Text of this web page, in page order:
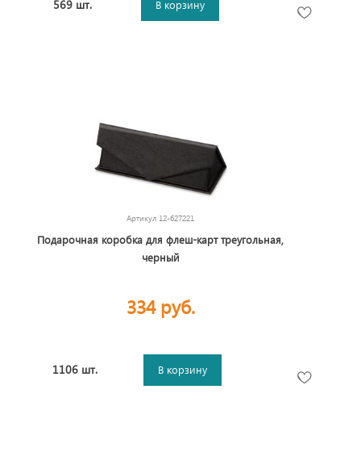
569 шт. В корзину
Артикул 12-627221
Подарочная коробка для флеш-карт треугольная,
черный
334 руб.
1106 шт. В корзину